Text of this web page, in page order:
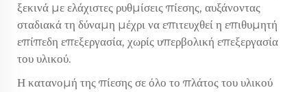
ξεκινά με ελάχιστες ρυθμίσεις πίεσης, αυξάνοντας
σταδιακά τη δύναμη μέχρι να επιτευχθεί η επιθυμητή
επίπεδη επεξεργασία, χωρίς υπερβολική επεξεργασία
του υλικού.
Η κατανομή της πίεσης σε όλο το πλάτος του υλικού